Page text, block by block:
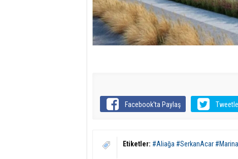
Facebook'ta Paylaş Tweetle
Etiketler: #Aliağa #SerkanAcar